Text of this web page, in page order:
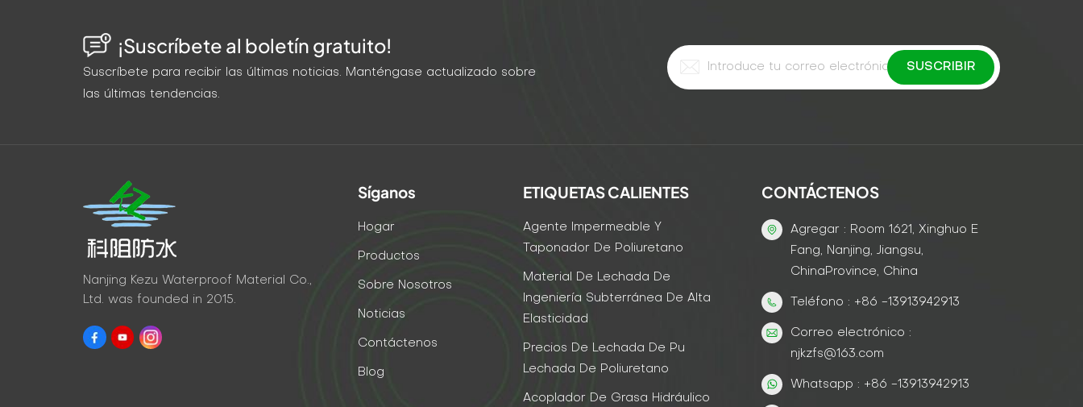
¡Suscríbete al boletín gratuito!
Suscríbete para recibir las últimas noticias. Manténgase actualizado sobre
las últimas tendencias.
Nanjing Kezu Waterproof Material Co.,
Ltd. was founded in 2015.
Síganos
Hogar
Productos
Sobre Nosotros
Noticias
Contáctenos
Blog
ETIQUETAS CALIENTES
Agente Impermeable Y
Taponador De Poliuretano
Material De Lechada De
Ingeniería Subterránea De Alta
Elasticidad
Precios De Lechada De Pu
Lechada De Poliuretano
Acoplador De Grasa Hidráulico
CONTÁCTENOS
Agregar : Room 1621, Xinghuo E
Fang, Nanjing, Jiangsu,
ChinaProvince, China
Teléfono : +86 -13913942913
Correo electrónico :
njkzfs@163.com
Whatsapp : +86 -13913942913